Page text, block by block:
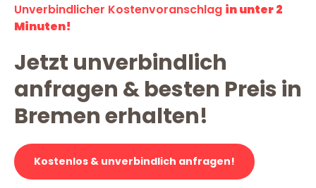
Unverbindlicher Kostenvoranschlag in unter 2
Minuten!
Jetzt unverbindlich
anfragen & besten Preis in
Bremen erhalten!
Kostenlos & unverbindlich anfragen!